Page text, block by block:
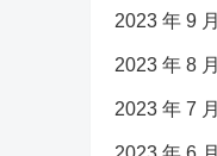
2023 年 9 月
2023 年 8 月
2023 年 7 月